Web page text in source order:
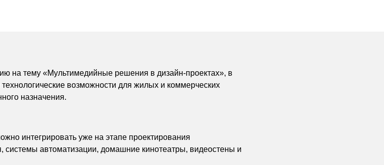
на тему «Мультимедийные решения в дизайн-проектах», в
возможности для жилых и коммерческих
назначения.
интегрировать уже на этапе проектирования
системы автоматизации, домашние кинотеатры, видеостены и